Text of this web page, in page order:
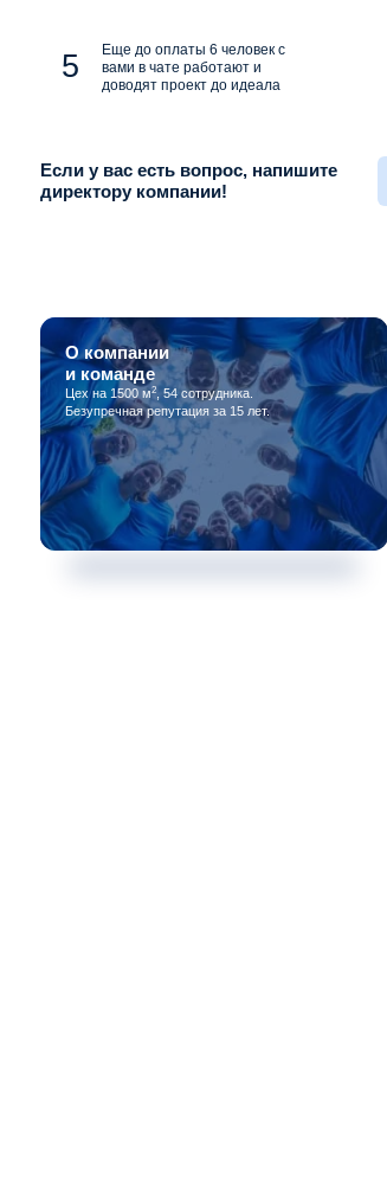
Еще до оплаты 6 человек с
вами в чате работают и
доводят проект до идеала
Если у вас есть вопрос, напишите
директору компании!
О компании
и команде
Цех на 1500 м2, 54 сотрудника.
Безупречная репутация за 15 лет.